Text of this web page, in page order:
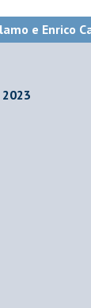
e Enrico